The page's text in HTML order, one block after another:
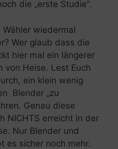
die „erste Studie“.
Wähler wiedermal
Wer glaub dass die
hier mal ein längerer
von Heise. Lest Euch
ein klein wenig
Blender „zu
Genau diese
NICHTS erreicht in der
Nur Blender und
es sicher noch mehr.